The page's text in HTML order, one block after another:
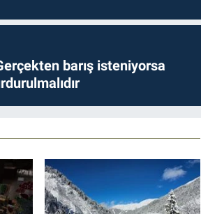
barış isteniyorsa